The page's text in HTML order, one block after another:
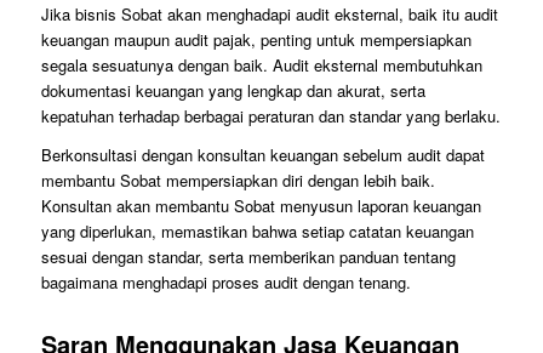
Jika bisnis Sobat akan menghadapi audit eksternal, baik itu audit
keuangan maupun audit pajak, penting untuk mempersiapkan
segala sesuatunya dengan baik. Audit eksternal membutuhkan
dokumentasi keuangan yang lengkap dan akurat, serta
kepatuhan terhadap berbagai peraturan dan standar yang berlaku.
Berkonsultasi dengan konsultan keuangan sebelum audit dapat
membantu Sobat mempersiapkan diri dengan lebih baik.
Konsultan akan membantu Sobat menyusun laporan keuangan
yang diperlukan, memastikan bahwa setiap catatan keuangan
sesuai dengan standar, serta memberikan panduan tentang
bagaimana menghadapi proses audit dengan tenang.
Saran Menggunakan Jasa Keuangan